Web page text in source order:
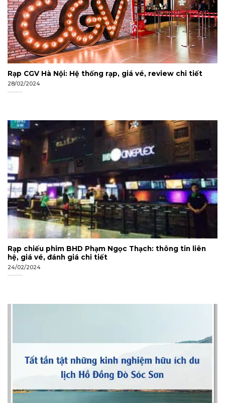
Rạp CGV Hà Nội: Hệ thống rạp, giá vé, review chi tiết
28/02/2024
Rạp chiếu phim BHD Phạm Ngọc Thạch: thông tin liên
hệ, giá vé, đánh giá chi tiết
24/02/2024